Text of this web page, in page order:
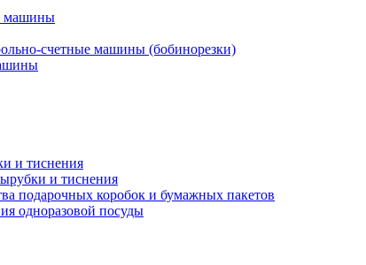
машины
счетные машины (бобинорезки)
и тиснения
и тиснения
подарочных коробок и бумажных пакетов
одноразовой посуды